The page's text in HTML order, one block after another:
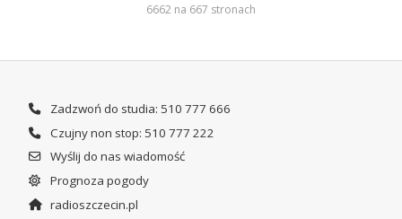
6662 na 667 stronach
Zadzwoń do studia: 510 777 666
Czujny non stop: 510 777 222
Wyślij do nas wiadomość
Prognoza pogody
radioszczecin.pl